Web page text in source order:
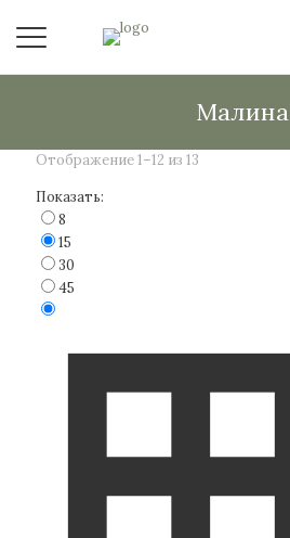
Малина
Отображение 1–12 из 13
Показать:
8
15
30
45